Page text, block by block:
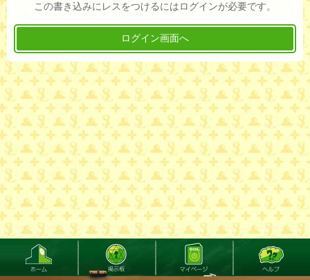
この書き込みにレスをつけるにはログインが必要です。
ログイン画面へ